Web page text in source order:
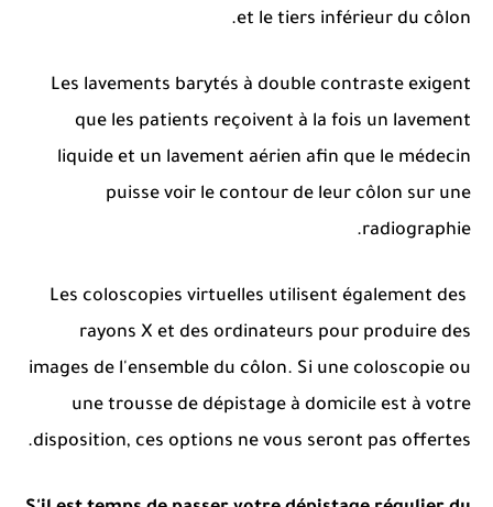
et le tiers inférieur du côlon.
Les lavements barytés à double contraste exigent
que les patients reçoivent à la fois un lavement
liquide et un lavement aérien afin que le médecin
puisse voir le contour de leur côlon sur une
radiographie.
Les coloscopies virtuelles utilisent également des
rayons X et des ordinateurs pour produire des
images de l'ensemble du côlon. Si une coloscopie ou
une trousse de dépistage à domicile est à votre
disposition, ces options ne vous seront pas offertes.